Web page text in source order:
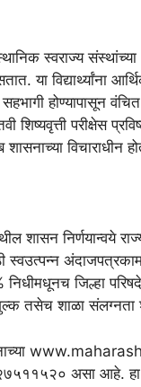
स्वराज्य संस्थांच्या
या विद्यार्थ्यांना
सहभागी होण्यापासून
शिष्यवृत्ती परीक्षेस
शासनाच्या
शासन निर्णयान्वये
स्वउत्पन्न
जिल्हा
शुल्क तसेच शाळा
असा आहे. हा